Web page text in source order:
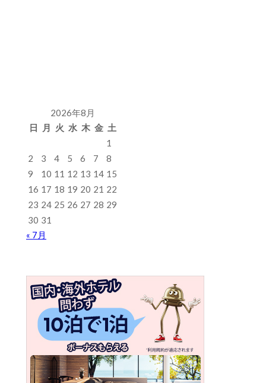
2026年8月
日
月 火 水 木 金 土
1
2
3 4 5 6 7
8
9
10 11 12 13 14 15
16 17 18 19 20 21 22
23 24 25 26 27 28 29
30 31
« 7月